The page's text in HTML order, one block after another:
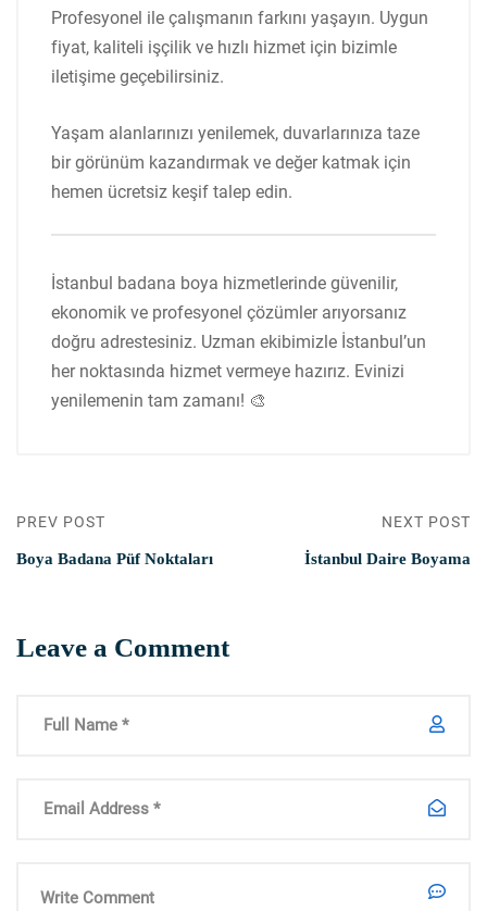
Profesyonel ile çalışmanın farkını yaşayın. Uygun
fiyat, kaliteli işçilik ve hızlı hizmet için bizimle
iletişime geçebilirsiniz.
Yaşam alanlarınızı yenilemek, duvarlarınıza taze
bir görünüm kazandırmak ve değer katmak için
hemen ücretsiz keşif talep edin.
İstanbul badana boya hizmetlerinde güvenilir,
ekonomik ve profesyonel çözümler arıyorsanız
doğru adrestesiniz. Uzman ekibimizle İstanbul’un
her noktasında hizmet vermeye hazırız. Evinizi
yenilemenin tam zamanı! 🎨
PREV POST
Boya Badana Püf Noktaları
NEXT POST
İstanbul Daire Boyama
Leave a Comment